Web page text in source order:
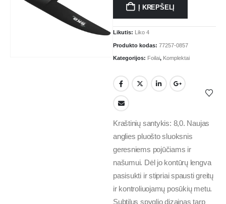
Į KREPŠELĮ
Likutis: Liko 4
Produkto kodas: 77257-0857
Kategorijos: Foilai, Komplektai
Kraštinių santykis: 8,0. Naujas
anglies pluošto sluoksnis
geresniems pojūčiams ir
našumui. Dėl jo kontūrų lengva
pasisukti ir stipriai spausti greitų
ir kontroliuojamų posūkių metu.
Subtilus spyglio dizainas tarp